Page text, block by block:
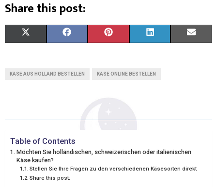
Share this post:
T
T
E
R
O
K
R
S
T
D
N
KÄSE AUS HOLLAND BESTELLEN KÄSE ONLINE BESTELLEN
Table of Contents
Möchten Sie holländischen, schweizerischen oder italienischen
Käse kaufen?
Stellen Sie Ihre Fragen zu den verschiedenen Käsesorten direkt
Share this post: